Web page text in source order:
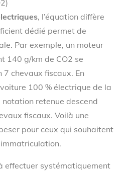
, l’équation diffère
dédié permet de
Par exemple, un moteur
140 g/km de CO2 se
chevaux fiscaux. En
100 % électrique de la
notation retenue descend
fiscaux. Voilà une
pour ceux qui souhaitent
effectuer systématiquement